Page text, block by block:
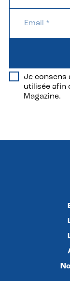
Je consens
utilisée afin
Magazine.